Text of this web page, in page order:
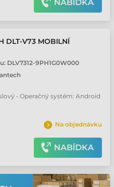
NABÍDKA
DLT-V73 MOBILNÍ
DLV7312-9PH1G0W000
• Operačný systém: Android
Na objednávku
NABÍDKA